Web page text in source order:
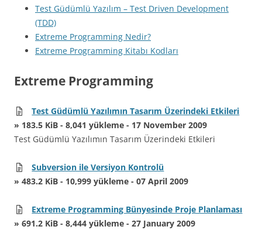
Test Güdümlü Yazılım – Test Driven Development
(TDD)
Extreme Programming Nedir?
Extreme Programming Kitabı Kodları
Extreme Programming
Test Güdümlü Yazılımın Tasarım Üzerindeki Etkileri
» 183.5 KiB - 8,041 yükleme - 17 November 2009
Test Güdümlü Yazılımın Tasarım Üzerindeki Etkileri
Subversion ile Versiyon Kontrolü
» 483.2 KiB - 10,999 yükleme - 07 April 2009
Extreme Programming Bünyesinde Proje Planlaması
» 691.2 KiB - 8,444 yükleme - 27 January 2009